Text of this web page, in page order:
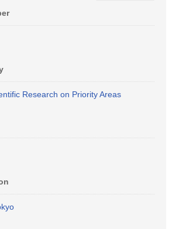
Research on Priority Areas